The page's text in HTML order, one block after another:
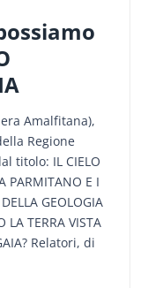
Amalfitana),
Regione
titolo: IL CIELO
PARMITANO E I
GEOLOGIA
LA TERRA VISTA
Relatori, di